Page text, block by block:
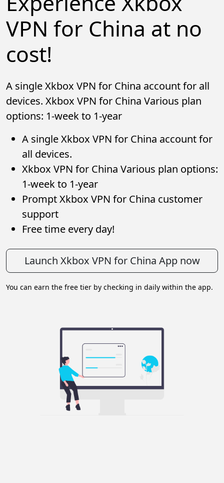
VPN for China at no
cost!
A single Xkbox VPN for China account for all
devices. Xkbox VPN for China Various plan
options: 1-week to 1-year
A single Xkbox VPN for China account for
all devices.
Xkbox VPN for China Various plan options:
1-week to 1-year
Prompt Xkbox VPN for China customer
support
Free time every day!
Launch Xkbox VPN for China App now
You can earn the free tier by checking in daily within the app.